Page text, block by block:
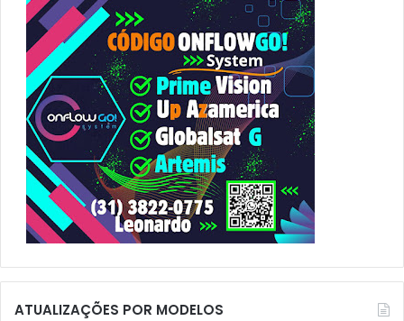
o
r
:
ATUALIZAÇÕES POR MODELOS